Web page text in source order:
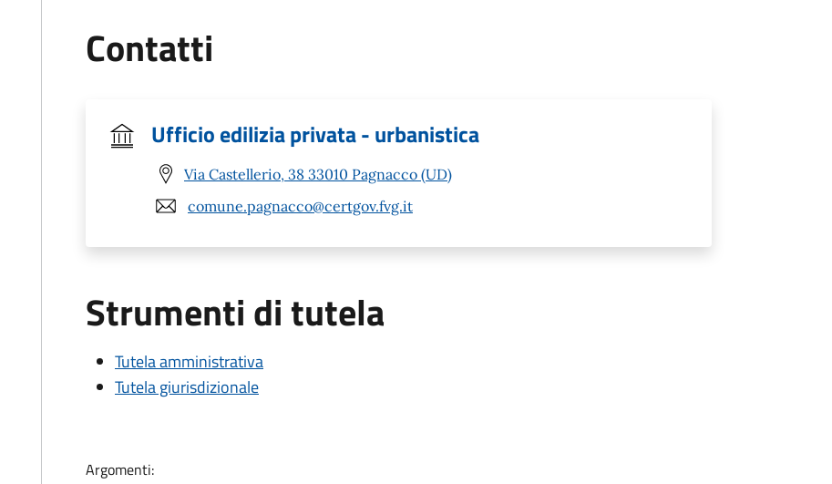
Contatti
Ufficio edilizia privata - urbanistica
Via Castellerio, 38 33010 Pagnacco (UD)
comune.pagnacco@certgov.fvg.it
Strumenti di tutela
Tutela amministrativa
Tutela giurisdizionale
Argomenti: